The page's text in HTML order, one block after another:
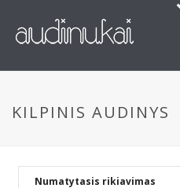
KILPINIS AUDINYS